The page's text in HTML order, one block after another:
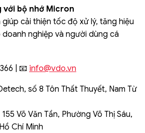
với bộ nhớ Micron
giúp cải thiện tốc độ xử lý, tăng hiệu
nghiệp và người dùng cá
| 📧 info@vdo.vn
số 8 Tôn Thất Thuyết, Nam Từ
Võ Văn Tần, Phường Võ Thị Sáu,
Chí Minh